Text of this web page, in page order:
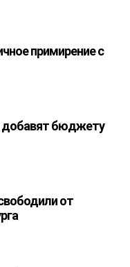
примирение с
добавят бюджету
от